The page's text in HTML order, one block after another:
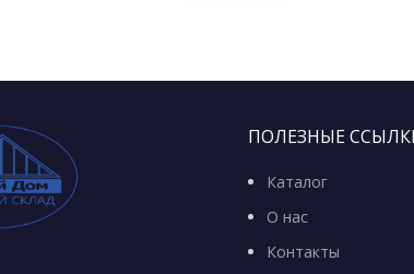
ПОЛЕЗНЫЕ
Каталог
О нас
Контакты